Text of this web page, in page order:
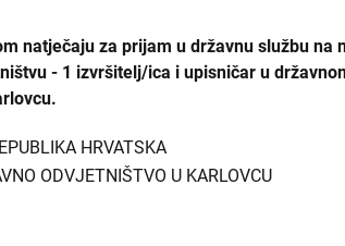
utjecaj i prisila
natječaju za prijam u državnu službu
- 1 izvršitelj/ica i upisničar u
HRVATSKA
ODVJETNIŠTVO U KARLOVCU